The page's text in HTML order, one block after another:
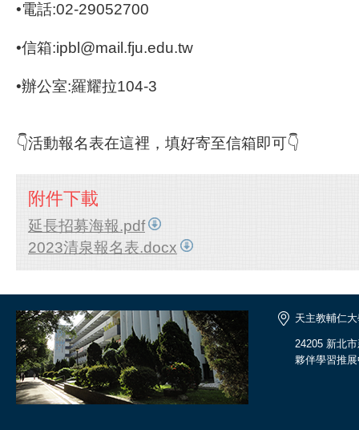
•電話:02-29052700
•信箱:ipbl@mail.fju.edu.tw
•辦公室:羅耀拉104-3
👇活動報名表在這裡，填好寄至信箱即可👇
附件下載
延長招募海報.pdf
2023清泉報名表.docx
天主教輔仁
24205 新北
夥伴學習推